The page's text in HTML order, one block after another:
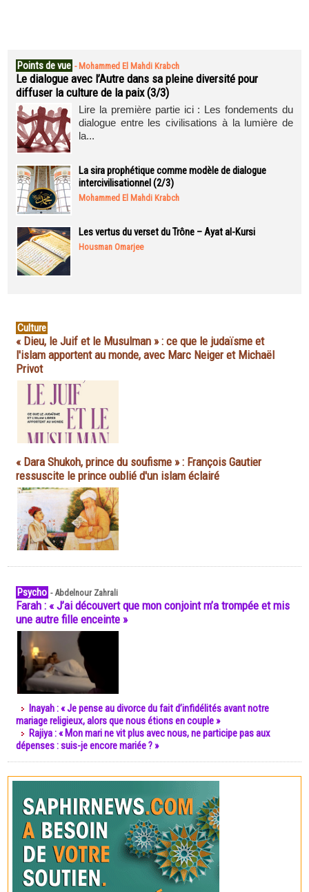
Points de vue - Mohammed El Mahdi Krabch
Le dialogue avec l’Autre dans sa pleine diversité pour
diffuser la culture de la paix (3/3)
Lire la première partie ici : Les fondements du
dialogue entre les civilisations à la lumière de
la...
La sira prophétique comme modèle de dialogue
intercivilisationnel (2/3)
Mohammed El Mahdi Krabch
Les vertus du verset du Trône – Ayat al-Kursi
Housman Omarjee
Culture
« Dieu, le Juif et le Musulman » : ce que le judaïsme et
l'islam apportent au monde, avec Marc Neiger et Michaël
Privot
« Dara Shukoh, prince du soufisme » : François Gautier
ressuscite le prince oublié d'un islam éclairé
Psycho -Abdelnour Zahrali
Farah : « J’ai découvert que mon conjoint m’a trompée et mis
une autre fille enceinte »
Inayah : « Je pense au divorce du fait d’infidélités avant notre
mariage religieux, alors que nous étions en couple »
Rajiya : « Mon mari ne vit plus avec nous, ne participe pas aux
dépenses : suis-je encore mariée ? »